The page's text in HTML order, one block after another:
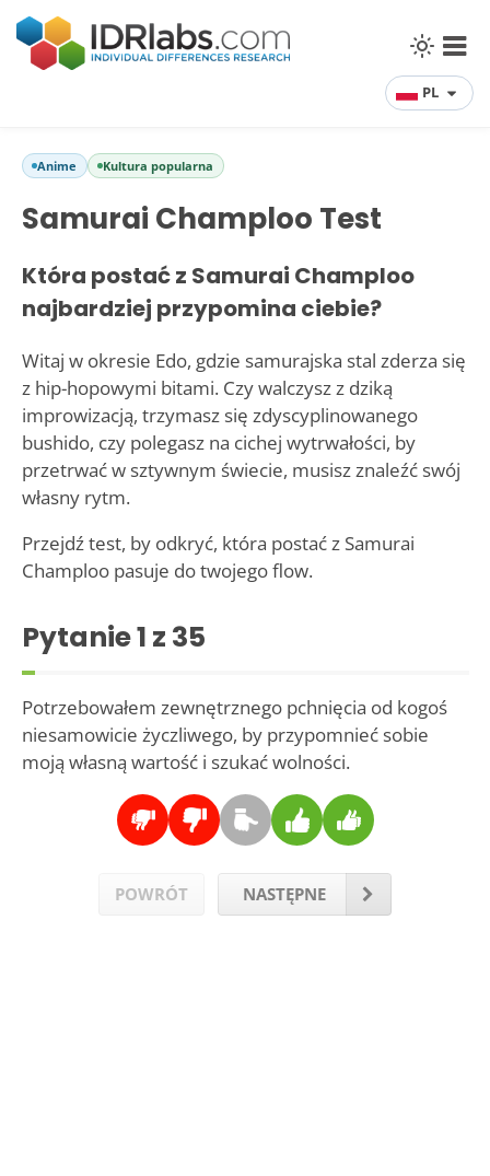
PL
Anime Kultura popularna
Samurai Champloo Test
Która postać z Samurai Champloo
najbardziej przypomina ciebie?
Witaj w okresie Edo, gdzie samurajska stal zderza się
z hip-hopowymi bitami. Czy walczysz z dziką
improwizacją, trzymasz się zdyscyplinowanego
bushido, czy polegasz na cichej wytrwałości, by
przetrwać w sztywnym świecie, musisz znaleźć swój
własny rytm.
Przejdź test, by odkryć, która postać z Samurai
Champloo pasuje do twojego flow.
Pytanie1 z 35
Potrzebowałem zewnętrznego pchnięcia od kogoś
niesamowicie życzliwego, by przypomnieć sobie
moją własną wartość i szukać wolności.
POWRÓT NASTĘPNE